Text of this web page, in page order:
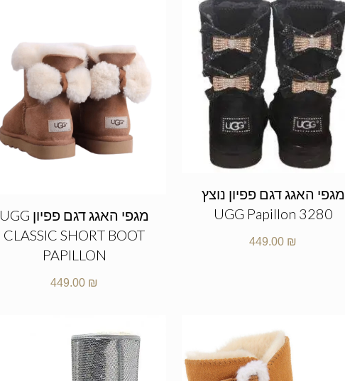
מגפי האגג דגם פפיון נוצץ
UGG Papillon 3280
449.00 ₪
מגפי האגג דגם פפיון UGG
CLASSIC SHORT BOOT
PAPILLON
449.00 ₪